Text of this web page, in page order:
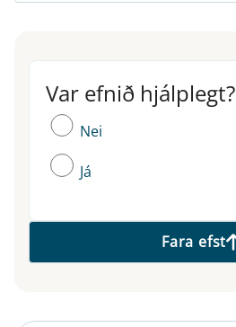
Var efnið hjálplegt?
Var efnið hjálplegt?
Nei
Já
Fara efst